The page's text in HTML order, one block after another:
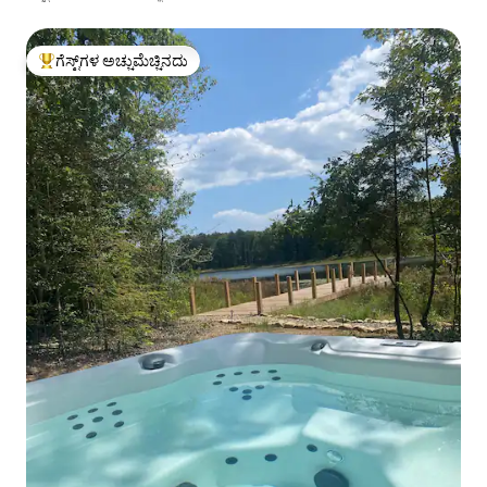
ಗೆಸ್ಟ್‌ಗಳಿಗೆ ಅತಿ ಹೆಚ್ಚು ಅಚ್ಚುಮೆಚ್ಚಿನದು
ಗೆಸ್ಟ್‌ಗಳ ಅಚ್ಚುಮೆಚ್ಚಿನದು